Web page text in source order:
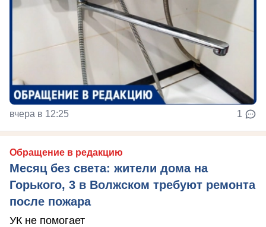
вчера в 12:25 1
Обращение в редакцию
Месяц без света: жители дома на
Горького, 3 в Волжском требуют ремонта
после пожара
УК не помогает